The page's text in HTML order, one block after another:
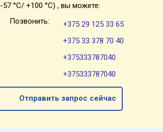
57 °C/ +100 °C) , вы можете:
Позвонить:
+375 29 125 33 65
+375 33 378 70 40
+375333787040
+375333787040
Отправить запрос сейчас